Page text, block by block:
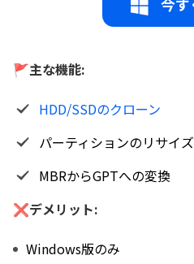
今
🚩主な機能:
HDD/SSDのクローン
パーティションのリサイ
MBRからGPTへの変換
❌デメリット:
Windows版のみ